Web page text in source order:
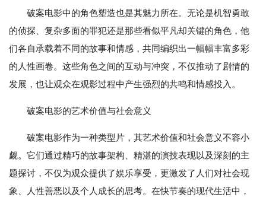
破案电影中的角色塑造也是其魅力所在。无论是机智勇敢
的侦探、复杂多面的罪犯还是那些看似平凡却关键的角色，他
们各自承载着不同的故事和情感，共同编织出一幅幅丰富多彩
的人性画卷。这些角色之间的互动与冲突，不仅推动了剧情的
发展，也让观众在观影过程中产生强烈的共鸣和情感投入。
破案电影的艺术价值与社会意义
破案电影作为一种类型片，其艺术价值和社会意义不容小
觑。它们通过精巧的故事架构、精湛的演技表现以及深刻的主
题探讨，不仅为观众提供了娱乐享受，更激发了人们对社会现
象、人性善恶以及个人成长的思考。在快节奏的现代生活中，